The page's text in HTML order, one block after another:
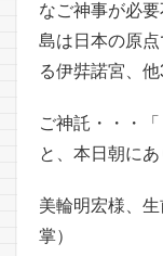
なご神事が必
島は日本の原
る伊弉諾宮、
ご神託・・・
と、本日朝に
美輪明宏様、
掌）